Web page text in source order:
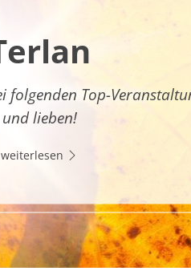
folgenden Top-
und lieben!
weiterlesen